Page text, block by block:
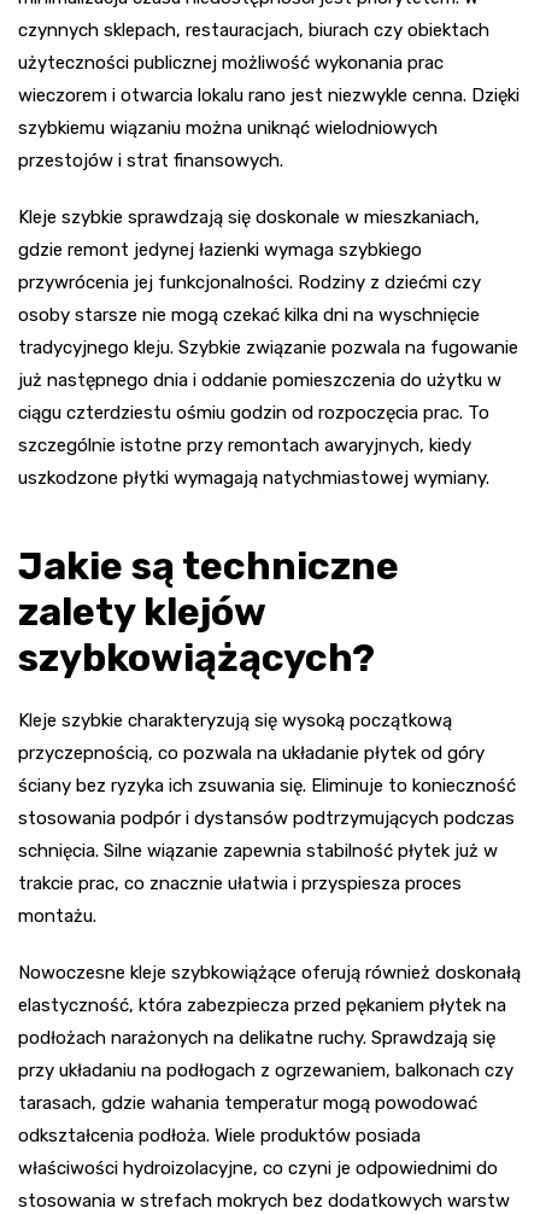
czynnych sklepach, restauracjach, biurach czy obiektach
użyteczności publicznej możliwość wykonania prac
wieczorem i otwarcia lokalu rano jest niezwykle cenna. Dzięki
szybkiemu wiązaniu można uniknąć wielodniowych
przestojów i strat finansowych.
Kleje szybkie sprawdzają się doskonale w mieszkaniach,
gdzie remont jedynej łazienki wymaga szybkiego
przywrócenia jej funkcjonalności. Rodziny z dziećmi czy
osoby starsze nie mogą czekać kilka dni na wyschnięcie
tradycyjnego kleju. Szybkie związanie pozwala na fugowanie
już następnego dnia i oddanie pomieszczenia do użytku w
ciągu czterdziestu ośmiu godzin od rozpoczęcia prac. To
szczególnie istotne przy remontach awaryjnych, kiedy
uszkodzone płytki wymagają natychmiastowej wymiany.
Jakie są techniczne
zalety klejów
szybkowiążących?
Kleje szybkie charakteryzują się wysoką początkową
przyczepnością, co pozwala na układanie płytek od góry
ściany bez ryzyka ich zsuwania się. Eliminuje to konieczność
stosowania podpór i dystansów podtrzymujących podczas
schnięcia. Silne wiązanie zapewnia stabilność płytek już w
trakcie prac, co znacznie ułatwia i przyspiesza proces
montażu.
Nowoczesne kleje szybkowiążące oferują również doskonałą
elastyczność, która zabezpiecza przed pękaniem płytek na
podłożach narażonych na delikatne ruchy. Sprawdzają się
przy układaniu na podłogach z ogrzewaniem, balkonach czy
tarasach, gdzie wahania temperatur mogą powodować
odkształcenia podłoża. Wiele produktów posiada
właściwości hydroizolacyjne, co czyni je odpowiednimi do
stosowania w strefach mokrych bez dodatkowych warstw